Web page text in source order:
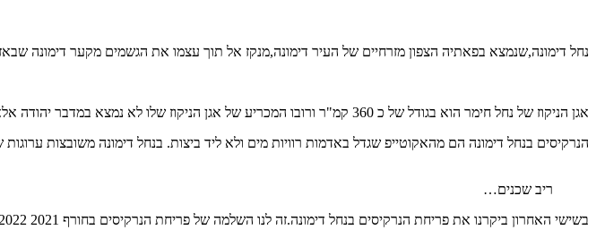
נחל דימונה,שנמצא בפאתיה הצפון מזרחיים של העיר דימונה,מנקז אל תוך עצמו את הגשמים מקער דימונה
אגן הניקוז של נחל חימר הוא בגודל של כ 360 קמ"ר ורובו המכריע של אגן הניקוז שלו לא נמצא במדבר יהודה אלא בנגב הצפוני,וכאמור,ניזון בנחל דימונה ומנחל אפעה המנקז את קער אפעה שבמישור רותם.
הנרקיסים בנחל דימונה הם מהאקוטייפ שגדל באדמות רוויות מים ולא ליד ביצות. בנחל דימונה משובצות
ריב שכנים…
בשישי האחרון ביקרנו את פריחת הנרקיסים בנחל דימונה.זה לנו השלמה של פריחת הנרקיסים בחורף 2021 2022 בשני האקוטייפ של הצמח בכלל ובזה הדרומי:בפרט. והתמונות,הן כאן לפניכם: